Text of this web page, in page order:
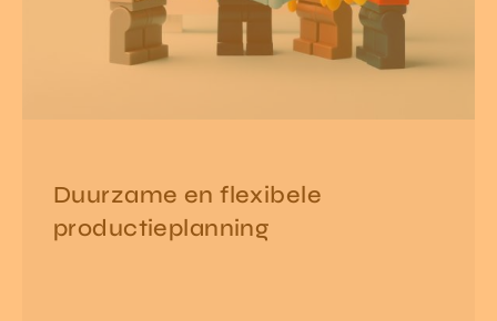
Duurzame en flexibele
productieplanning